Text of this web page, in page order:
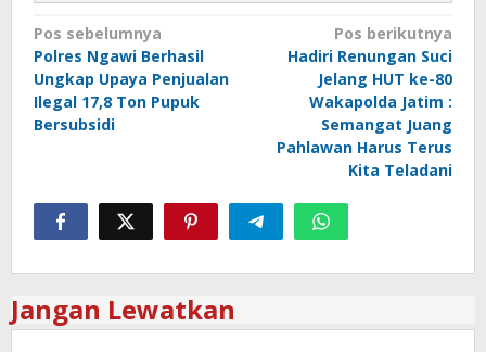
Navigasi
pos
Pos sebelumnya
Polres Ngawi Berhasil
Ungkap Upaya Penjualan
Ilegal 17,8 Ton Pupuk
Bersubsidi
Pos berikutnya
Hadiri Renungan Suci
Jelang HUT ke-80
Wakapolda Jatim :
Semangat Juang
Pahlawan Harus Terus
Kita Teladani
Jangan Lewatkan